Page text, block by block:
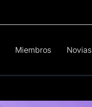
Miembros Novias